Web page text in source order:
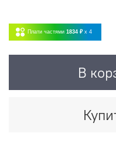
Плати частями 1834 ₽ x 4
В